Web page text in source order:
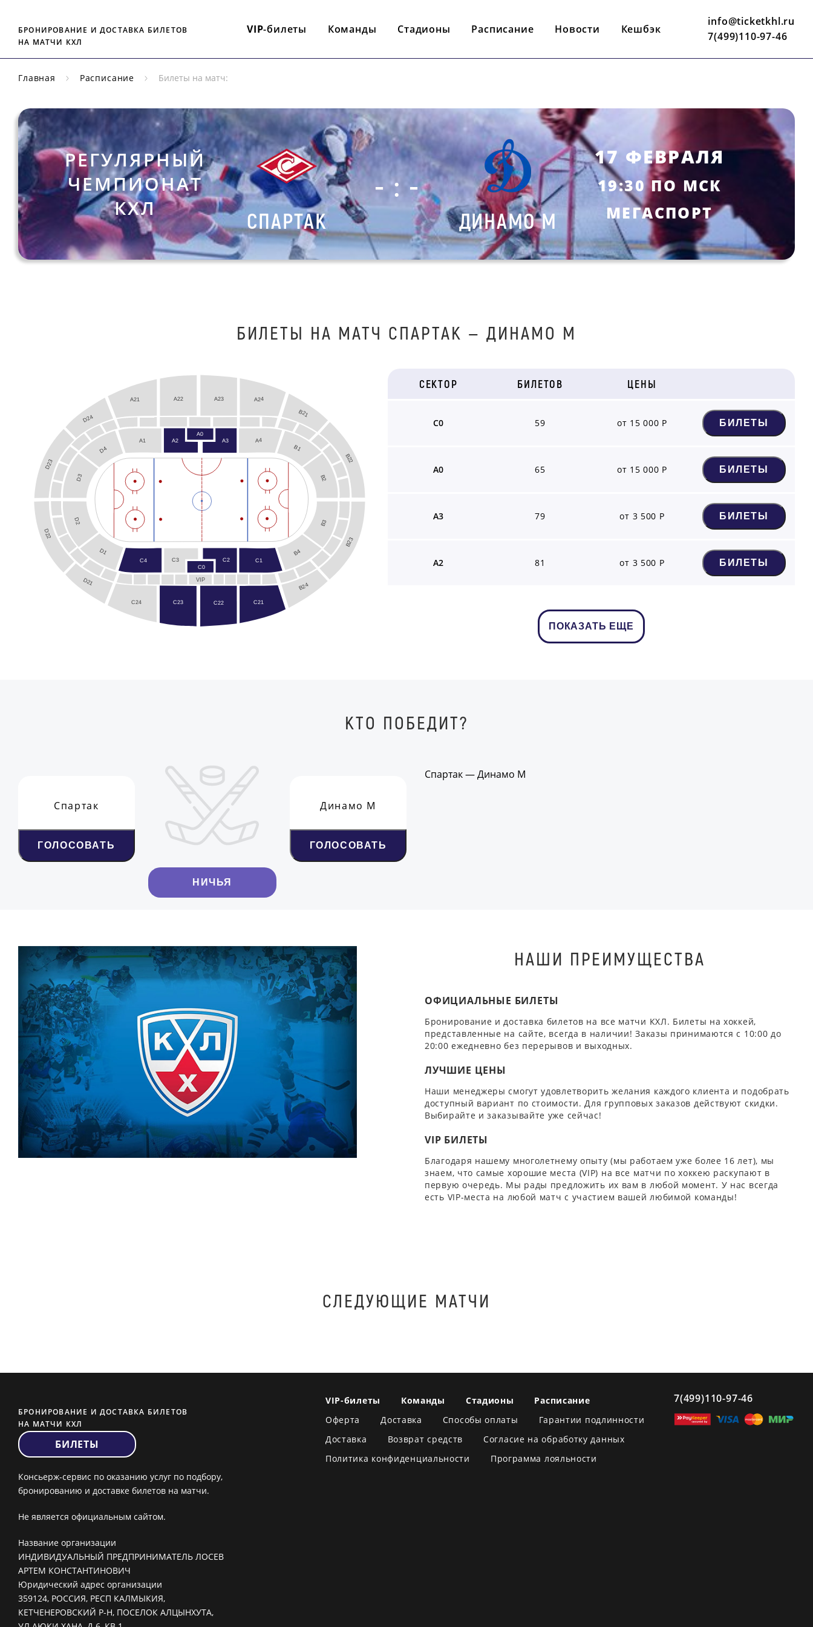
БРОНИРОВАНИЕ И ДОСТАВКА БИЛЕТОВ
НА МАТЧИ КХЛ
VIP-билеты Команды Стадионы Расписание Новости Кешбэк
info@ticketkhl.ru
7(499)110-97-46
Главная Расписание Билеты на матч:
РЕГУЛЯРНЫЙ
ЧЕМПИОНАТ
КХЛ
СПАРТАК
- : -
ДИНАМО М
17 ФЕВРАЛЯ
19:30 ПО МСК
МЕГАСПОРТ
БИЛЕТЫ НА МАТЧ СПАРТАК — ДИНАМО М
B23
B24
C21
C1
A4
B1
B2
A3
A2
A0
A1
D4
D3
B4
B3
C2
C3
C0
C4
D1
D2
C22
C23
C24
D21
D22
A24
B21
D24
D23
B22
A23
A22
A21
VIP
СЕКТОР БИЛЕТОВ ЦЕНЫ
C0 59 от 15 000 Р БИЛЕТЫ
A0 65 от 15 000 Р БИЛЕТЫ
A3 79 от 3 500 Р БИЛЕТЫ
A2 81 от 3 500 Р БИЛЕТЫ
ПОКАЗАТЬ ЕЩЕ
КТО ПОБЕДИТ?
Спартак
ГОЛОСОВАТЬ
НИЧЬЯ
Динамо М
ГОЛОСОВАТЬ
Спартак — Динамо М
НАШИ ПРЕИМУЩЕСТВА
ОФИЦИАЛЬНЫЕ БИЛЕТЫ
Бронирование и доставка билетов на все матчи КХЛ. Билеты на хоккей,
представленные на сайте, всегда в наличии! Заказы принимаются с 10:00 до
20:00 ежедневно без перерывов и выходных.
ЛУЧШИЕ ЦЕНЫ
Наши менеджеры смогут удовлетворить желания каждого клиента и подобрать
доступный вариант по стоимости. Для групповых заказов действуют скидки.
Выбирайте и заказывайте уже сейчас!
VIP БИЛЕТЫ
Благодаря нашему многолетнему опыту (мы работаем уже более 16 лет), мы
знаем, что самые хорошие места (VIP) на все матчи по хоккею раскупают в
первую очередь. Мы рады предложить их вам в любой момент. У нас всегда
есть VIP-места на любой матч с участием вашей любимой команды!
СЛЕДУЮЩИЕ МАТЧИ
БРОНИРОВАНИЕ И ДОСТАВКА БИЛЕТОВ
НА МАТЧИ КХЛ
БИЛЕТЫ
Консьерж-сервис по оказанию услуг по подбору,
бронированию и доставке билетов на матчи.
Не является официальным сайтом.
Название организации
ИНДИВИДУАЛЬНЫЙ ПРЕДПРИНИМАТЕЛЬ ЛОСЕВ
АРТЕМ КОНСТАНТИНОВИЧ
Юридический адрес организации
359124, РОССИЯ, РЕСП КАЛМЫКИЯ,
КЕТЧЕНЕРОВСКИЙ Р-Н, ПОСЕЛОК АЛЦЫНХУТА,
VIP-билеты Команды Стадионы
Расписание
Оферта
Доставка Способы оплаты
Гарантии подлинности
Доставка
Возврат средств
Согласие на обработку данных
Политика конфиденциальности
Программа лояльности
7(499)110-97-46